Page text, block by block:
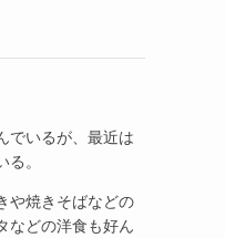
でいるが、最近は
。
や焼きそばなどの
などの洋食も好ん